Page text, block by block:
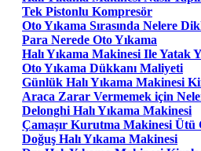
Tek Pistonlu Kompresör
Oto Yıkama Sırasında Nelere
Para Nerede Oto Yıkama
Halı Yıkama Makinesi Ile Yatak
Oto Yıkama Dükkanı Maliyeti
Günlük Halı Yıkama Makinesi
Araca Zarar Vermemek için
Delonghi Halı Yıkama Makinesi
Çamaşır Kurutma Makinesi Ütü
Doğuş Halı Yıkama Makinesi